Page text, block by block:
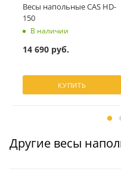
Весы напольные CAS HD-
150
В наличии
14 690руб.
КУПИТЬ
Другие весы